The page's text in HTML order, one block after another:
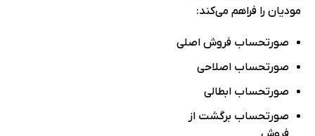
مودیان را فراهم می‌کند:
صورتحساب فروش اصلی
صورتحساب اصلاحی
صورتحساب ابطالی
صورتحساب برگشت از